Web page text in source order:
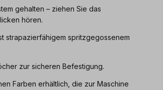
gehalten – ziehen Sie das
hören.
strapazierfähigem spritzgegossenem
zur sicheren Befestigung.
Farben erhältlich, die zur Maschine